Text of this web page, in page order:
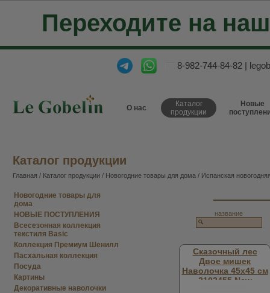
Переходите на
8-982-744-84-82 |
О нас
Каталог
продукции
Новые
Каталог продукции
Главная / Каталог продукции / Новогодние товары для дома / Испанская
Новогодние товары для
дома
НОВЫЕ ПОСТУПЛЕНИЯ
Всесезонная коллекция
текстиля Basic
Коллекция Премиум Шенилл
Пасхальная коллекция
Посуда
Картины
Декоративные наволочки
название
Сказочный лес
Двое мишек
Наволочка 45х45 см
2102455 New